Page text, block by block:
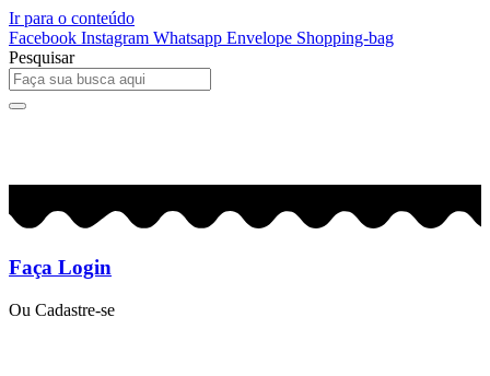
Ir para o conteúdo
Facebook Instagram Whatsapp Envelope Shopping-bag
Pesquisar
Faça Login
Ou Cadastre-se